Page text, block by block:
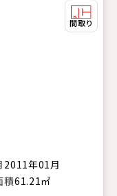
2011年01月
積61.21㎡